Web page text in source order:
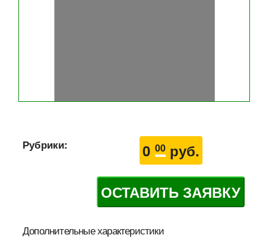
0 00руб.
ОСТАВИТЬ ЗАЯВКУ
Рубрики:
Дополнительные характеристики